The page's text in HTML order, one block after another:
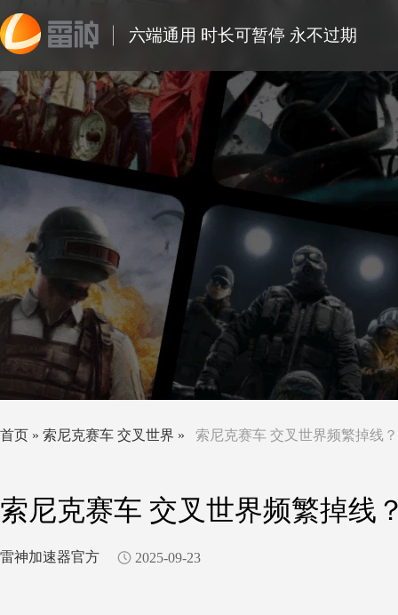
六端通用 时长可暂停 永不过期
首页 » 索尼克赛车 交叉世界 » 索尼克赛车 交叉世界频繁掉线
索尼克赛车 交叉世界频繁掉线
雷神加速器官方 2025-09-23